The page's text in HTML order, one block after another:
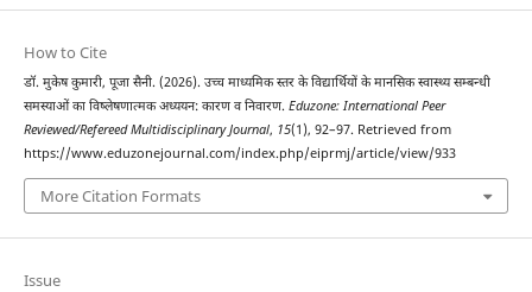
How to Cite
डॉ. मुकेष कुमारी, पूजा सैनी. (2026). उच्च माध्यमिक स्तर के विद्यार्थियों के मानसिक स्वास्थ्य सम्बन्धी
समस्याओं का विष्लेषणात्मक अध्ययन: कारण व निवारण. Eduzone: International Peer
Reviewed/Refereed Multidisciplinary Journal, 15(1), 92–97. Retrieved from
https://www.eduzonejournal.com/index.php/eiprmj/article/view/933
More Citation Formats
Issue